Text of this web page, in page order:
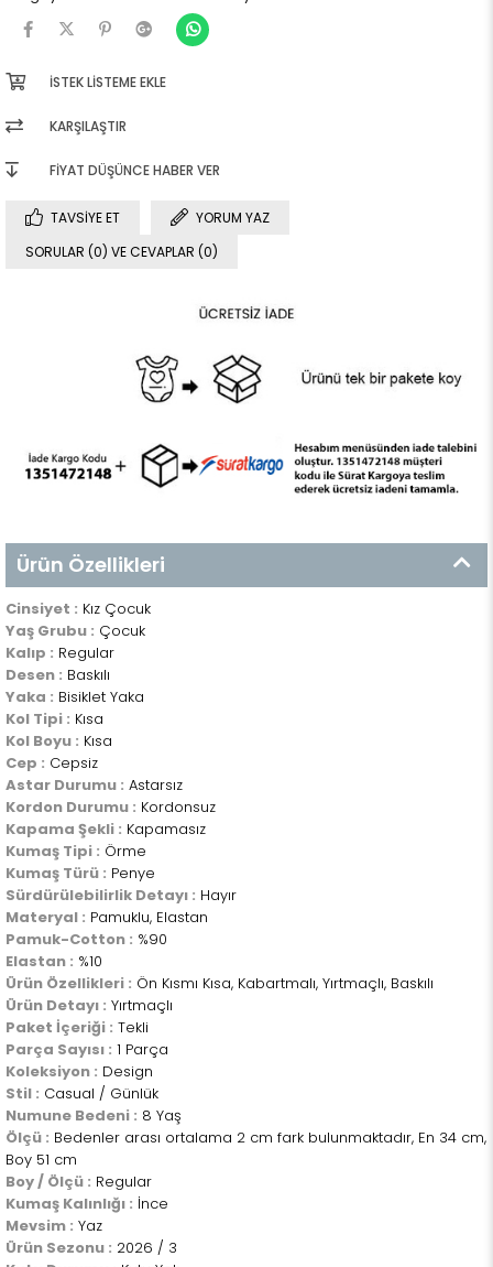
İSTEK LISTEME EKLE
KARŞILAŞTIR
FIYAT DÜŞÜNCE HABER VER
TAVSIYE ET
YORUM YAZ
SORULAR (0) VE CEVAPLAR (0)
Ürün Özellikleri
Cinsiyet : Kız Çocuk
Yaş Grubu : Çocuk
Kalıp : Regular
Desen : Baskılı
Yaka : Bisiklet Yaka
Kol Tipi : Kısa
Kol Boyu : Kısa
Cep : Cepsiz
Astar Durumu : Astarsız
Kordon Durumu : Kordonsuz
Kapama Şekli : Kapamasız
Kumaş Tipi : Örme
Kumaş Türü : Penye
Sürdürülebilirlik Detayı : Hayır
Materyal : Pamuklu, Elastan
Pamuk-Cotton : %90
Elastan : %10
Ürün Özellikleri : Ön Kısmı Kısa, Kabartmalı, Yırtmaçlı, Baskılı
Ürün Detayı : Yırtmaçlı
Paket İçeriği : Tekli
Parça Sayısı : 1 Parça
Koleksiyon : Design
Stil : Casual / Günlük
Numune Bedeni : 8 Yaş
Ölçü : Bedenler arası ortalama 2 cm fark bulunmaktadır, En 34 cm,
Boy 51 cm
Boy / Ölçü : Regular
Kumaş Kalınlığı : İnce
Mevsim : Yaz
Ürün Sezonu : 2026 / 3